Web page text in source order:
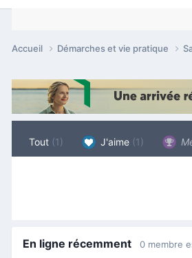
Accueil Démarches et vie pratique
Tout (1) J'aime (1)
En ligne récemment 0 membre